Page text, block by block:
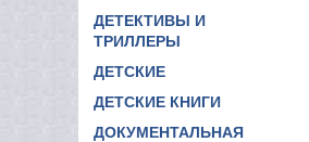
ДЕТЕКТИВЫ И
ТРИЛЛЕРЫ
ДЕТСКИЕ
ДЕТСКИЕ КНИГИ
ДОКУМЕНТАЛЬНАЯ